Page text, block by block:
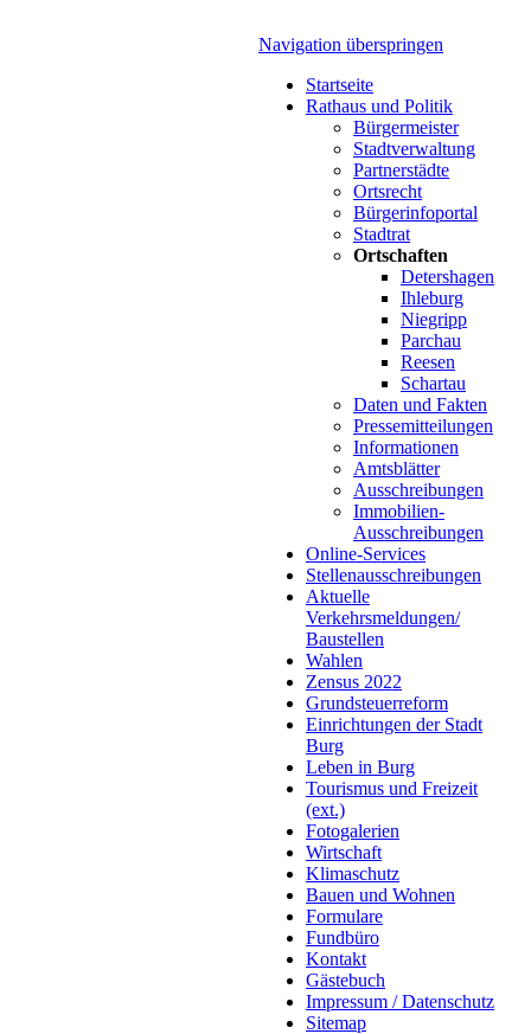
Navigation überspringen
Startseite
Rathaus und Politik
Bürgermeister
Stadtverwaltung
Partnerstädte
Ortsrecht
Bürgerinfoportal
Stadtrat
Ortschaften
Detershagen
Ihleburg
Niegripp
Parchau
Reesen
Schartau
Daten und Fakten
Pressemitteilungen
Informationen
Amtsblätter
Ausschreibungen
Immobilien-
Ausschreibungen
Online-Services
Stellenausschreibungen
Aktuelle
Verkehrsmeldungen/
Baustellen
Wahlen
Zensus 2022
Grundsteuerreform
Einrichtungen der Stadt
Burg
Leben in Burg
Tourismus und Freizeit
(ext.)
Fotogalerien
Wirtschaft
Klimaschutz
Bauen und Wohnen
Formulare
Fundbüro
Kontakt
Gästebuch
Impressum / Datenschutz
Sitemap